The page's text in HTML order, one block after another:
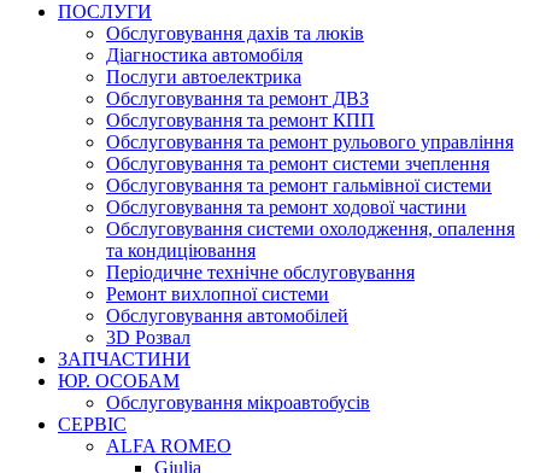
ПОСЛУГИ
Обслуговування дахів та люків
Діагностика автомобіля
Послуги автоелектрика
Обслуговування та ремонт ДВЗ
Обслуговування та ремонт КПП
Обслуговування та ремонт рульового управління
Обслуговування та ремонт системи зчеплення
Обслуговування та ремонт гальмівної системи
Обслуговування та ремонт ходової частини
Обслуговування системи охолодження, опалення
та кондиціювання
Періодичне технічне обслуговування
Ремонт вихлопної системи
Обслуговування автомобілей
3D Розвал
ЗАПЧАСТИНИ
ЮР. ОСОБАМ
Обслуговування мікроавтобусів
СЕРВІС
ALFA ROMEO
Giulia